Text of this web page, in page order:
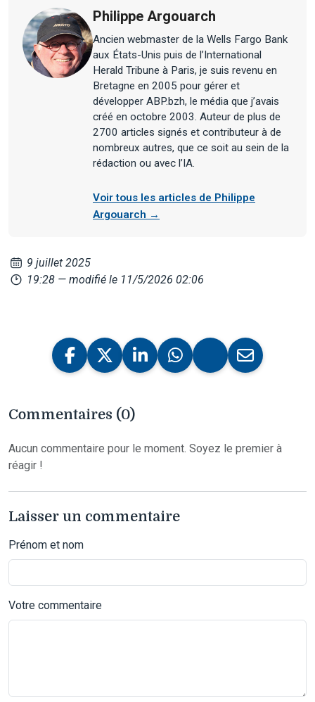
Philippe Argouarch
Ancien webmaster de la Wells Fargo Bank
aux États-Unis puis de l’International
Herald Tribune à Paris, je suis revenu en
Bretagne en 2005 pour gérer et
développer ABP.bzh, le média que j’avais
créé en octobre 2003. Auteur de plus de
2700 articles signés et contributeur à de
nombreux autres, que ce soit au sein de la
rédaction ou avec l’IA.
Voir tous les articles de Philippe
Argouarch →
9 juillet 2025
19:28 — modifié le 11/5/2026 02:06
Commentaires (0)
Aucun commentaire pour le moment. Soyez le premier à
réagir !
Laisser un commentaire
Prénom et nom
Votre commentaire